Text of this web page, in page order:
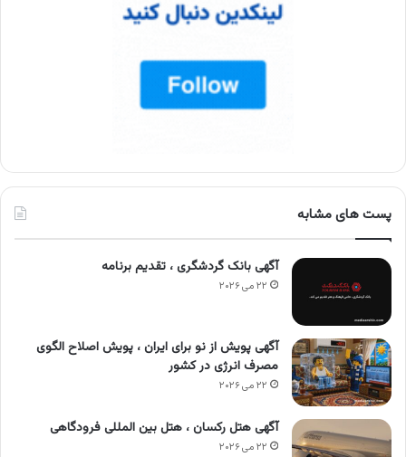
پست های مشابه
آگهی بانک گردشگری ، تقدیم برنامه
۲۲ می ۲۰۲۶
آگهی پویش از نو برای ایران ، پویش اصلاح الگوی
مصرف انرژی در کشور
۲۲ می ۲۰۲۶
آگهی هتل رکسان ، هتل بین المللی فرودگاهی
۲۲ می ۲۰۲۶